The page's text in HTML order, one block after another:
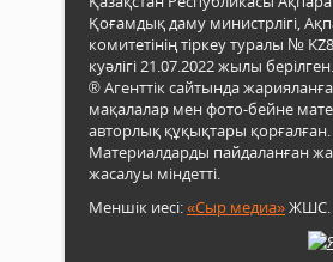
Қоғамдық даму министрлігі,
комитетінің тіркеу туралы №
куәлігі 21.07.2022 жылы берілген.
® Агенттік сайтында
мақалалар мен фото-бейне
авторлық құқықтары қорғалған.
Материалдарды пайдаланған
жасалуы міндетті.
Меншік иесі:«Сыр медиа»ЖШС.